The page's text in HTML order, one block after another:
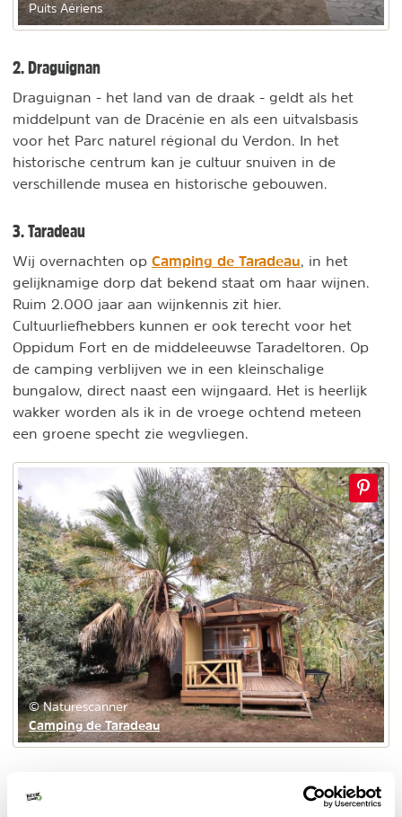
Puits Aériens
2. Draguignan
Draguignan - het land van de draak - geldt als het
middelpunt van de Dracénie en als een uitvalsbasis
voor het Parc naturel régional du Verdon. In het
historische centrum kan je cultuur snuiven in de
verschillende musea en historische gebouwen.
3. Taradeau
Wij overnachten op Camping de Taradeau , in het
gelijknamige dorp dat bekend staat om haar wijnen.
Ruim 2.000 jaar aan wijnkennis zit hier.
Cultuurliefhebbers kunnen er ook terecht voor het
Oppidum Fort en de middeleeuwse Taradeltoren. Op
de camping verblijven we in een kleinschalige
bungalow, direct naast een wijngaard. Het is heerlijk
wakker worden als ik in de vroege ochtend meteen
een groene specht zie wegvliegen.
© Naturescanner
Camping de Taradeau
er zijn ook nog andere leuke accommodaties.